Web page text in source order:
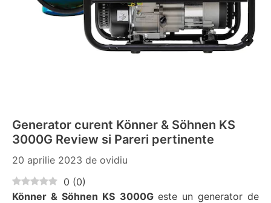
Generator curent Könner & Söhnen KS
3000G Review si Pareri pertinente
20 aprilie 2023 de ovidiu
0 (0)
Könner & Söhnen KS 3000G este un generator de